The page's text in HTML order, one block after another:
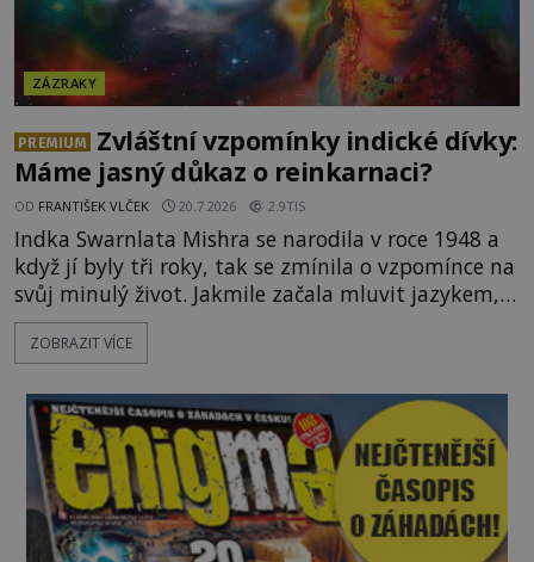
ZÁZRAKY
PREMIUM
Zvláštní vzpomínky indické dívky:
Máme jasný důkaz o reinkarnaci?
OD FRANTIŠEK VLČEK 20.7.2026 2.9TIS
Indka Swarnlata Mishra se narodila v roce 1948 a
když jí byly tři roky, tak se zmínila o vzpomínce na
svůj minulý život. Jakmile začala mluvit jazykem,
který nikdo nezná, začali rodiče její podivné
chování brát vážně. Je snad důkazem reinkarnace?
Na první pohled se zdá, že to bu
ZOBRAZIT VÍCE